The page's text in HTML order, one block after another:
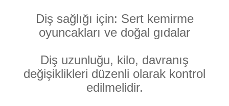
Diş sağlığı için: Sert kemirme
oyuncakları ve doğal gıdalar
Diş uzunluğu, kilo, davranış
değişiklikleri düzenli olarak kontrol
edilmelidir.